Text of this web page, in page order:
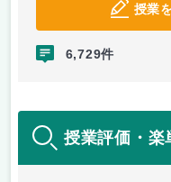
授業
6,729件
授業評価・楽